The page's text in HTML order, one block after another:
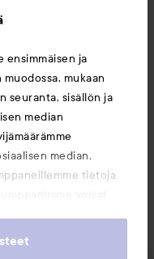
ensimmäisen ja
mukaan
seuranta, sisällön ja
median
median,
tietoja
heidän